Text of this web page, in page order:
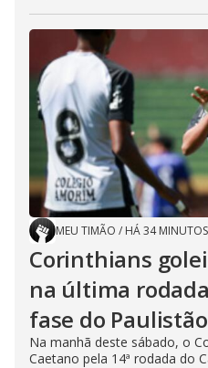
MEU TIMÃO / HÁ 34 MINUTOS
Corinthians
na última
fase do
Na manhã deste sábado, o
Caetano pela 14ª rodada do